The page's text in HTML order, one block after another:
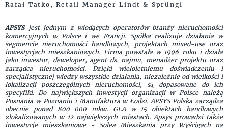
Rafał Tatko, Retail Manager Lindt & Sprüngl
APSYSjest jednym z wiodących operatorów branży nieruchomości
komercyjnych w Polsce i we Francji. Spółka realizuje działania w
segmencie nieruchomości handlowych, projektach mixed-use oraz
inwestycjach mieszkaniowych. Firma powstała w 1996 roku i działa
jako inwestor, deweloper, agent ds. najmu, menadżer projektu oraz
zarządca nieruchomości. Dzięki wieloletniemu doświadczeniu i
specjalistycznej wiedzy wszystkie działania, niezależnie od wielkości i
lokalizacji poszczególnych nieruchomości, są̨ dopasowane do ich
specyfiki. Do największych inwestycji organizacji w Polsce należą
Posnania w Poznaniu i Manufaktura w Łodzi. APSYS Polska zarządza
obecnie ponad 800 000 mkw. GLA w 15 obiektach handlowych
zlokalizowanych w 12 największych miastach. Apsys prowadzi także
inwestycje mieszkaniowe - Solea Mieszkania przy Wyścigach na